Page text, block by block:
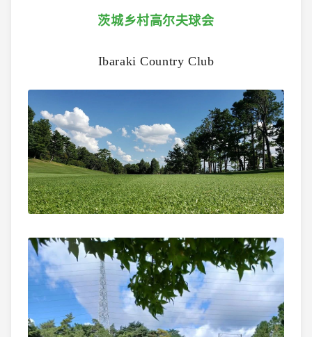
茨城乡村高尔夫球会
Ibaraki Country Club